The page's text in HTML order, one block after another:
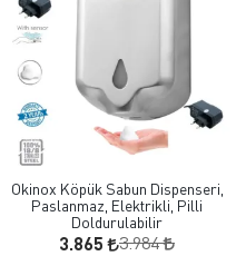
Okinox Köpük Sabun Dispenseri,
Paslanmaz, Elektrikli, Pilli
Doldurulabilir
3.865 3.984